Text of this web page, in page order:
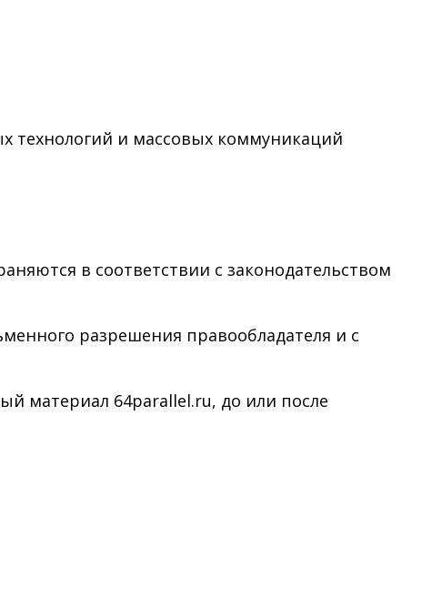
технологий и массовых коммуникаций
в соответствии с законодательством
разрешения правообладателя и с
материал 64parallel.ru, до или после